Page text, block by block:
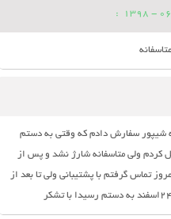
:
شیپور سفارش دادم که وقتی به دستم
وصل کردم ولی متاسفانه شارژ نشد و پس از
تماس گرفتم با پشتیبانی ولی تا بعد از